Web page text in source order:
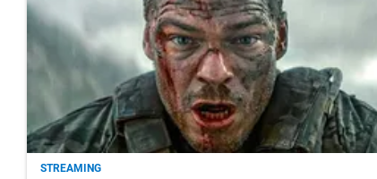
STREAMING